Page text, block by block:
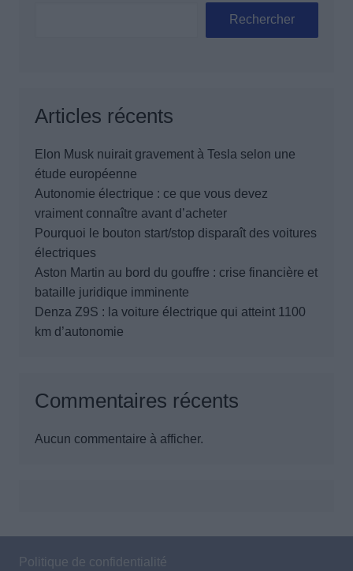
Rechercher
Articles récents
Elon Musk nuirait gravement à Tesla selon une
étude européenne
Autonomie électrique : ce que vous devez
vraiment connaître avant d’acheter
Pourquoi le bouton start/stop disparaît des voitures
électriques
Aston Martin au bord du gouffre : crise financière et
bataille juridique imminente
Denza Z9S : la voiture électrique qui atteint 1100
km d’autonomie
Commentaires récents
Aucun commentaire à afficher.
Politique de confidentialité